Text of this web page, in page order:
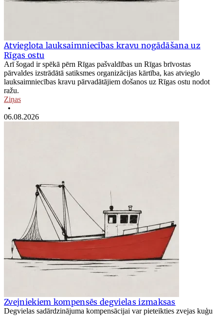
Atvieglota lauksaimniecības kravu nogādāšana uz
Rīgas ostu
Arī šogad ir spēkā pērn Rīgas pašvaldības un Rīgas brīvostas
pārvaldes izstrādātā satiksmes organizācijas kārtība, kas atvieglo
lauksaimniecības kravu pārvadātājiem došanos uz Rīgas ostu nodot
ražu.
Ziņas
•
06.08.2026
Zvejniekiem kompensēs degvielas izmaksas
Degvielas sadārdzinājuma kompensācijai var pieteikties zvejas kuģu